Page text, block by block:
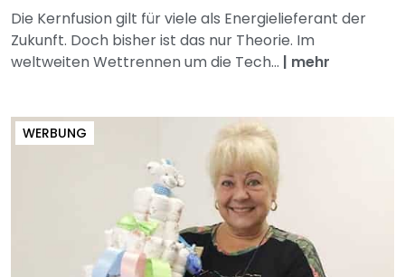
Die Kernfusion gilt für viele als Energielieferant der
Zukunft. Doch bisher ist das nur Theorie. Im
weltweiten Wettrennen um die Tech... | mehr
WERBUNG